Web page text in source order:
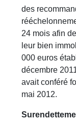
des
24 mois afin
leur bien
000 euros
décembre
avait conféré
mai 2012.